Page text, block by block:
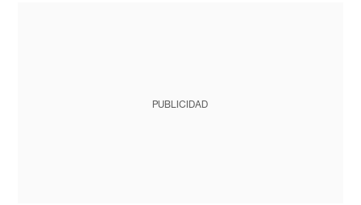
PUBLICIDAD